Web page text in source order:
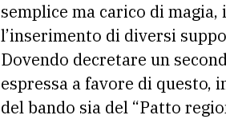
semplice ma carico di
l’inserimento di diversi
Dovendo decretare un
espressa a favore di questo,
del bando sia del “Patto